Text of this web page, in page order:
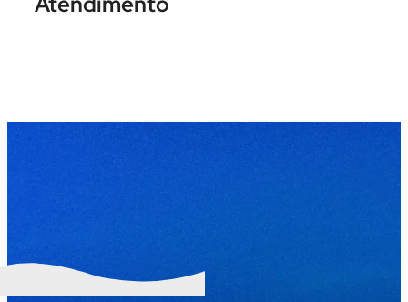
do cliente com automações como